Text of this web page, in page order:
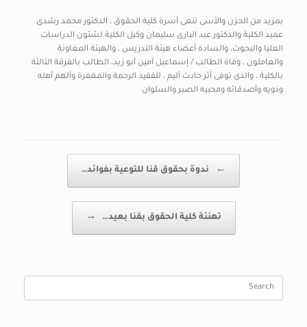
بمزيد من الحزن والأسى تنعى أسرة كلية الحقوق ، الدكتور محمد رشدى
عميد الكلية والدكتور عبد البارى سليمان وكيل الكلية لشئون الدراسات
العليا والبحوث، والسادة أعضاء هيئة التدريس ، والهيئة المعاونة
والعاملون ، وفاة الطالب / إسماعيل أمين أبو زيد، الطالب بالفرقة الثالثة
بالكلية ، والذى توفى أثر حادث أليم ، للفقيد الرحمة والمغفرة وألهم أهله
وذويه وأصدقائه ومحبيه الصبر والسلوان
← ندوة بحقوق قنا للتوعية بفوائد…
تهنئة كلية الحقوق بقنا بعيد… →
Search